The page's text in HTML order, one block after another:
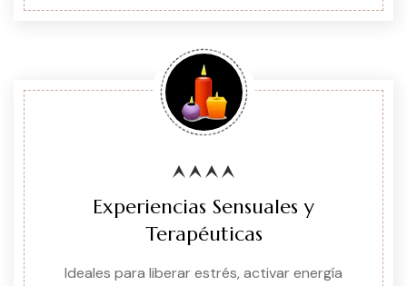
Experiencias Sensuales y
Terapéuticas
Ideales para liberar estrés, activar energía